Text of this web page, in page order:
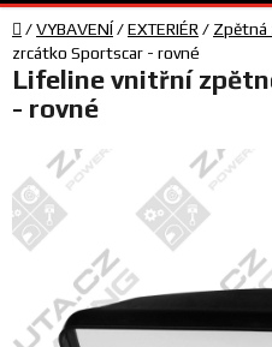
TECHNIKA
VYBAVENÍ
JEZDEC
TÝM
SERVIS
Domů
/VYBAVENÍ/EXTERIÉR / Zpětná
zrcátko Sportscar - rovné
Lifeline vnitřní
- rovné